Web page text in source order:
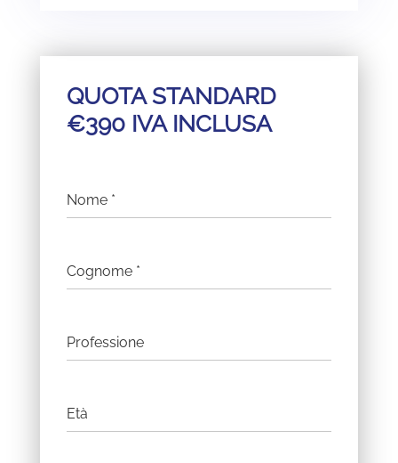
QUOTA STANDARD
€390 IVA INCLUSA
Nome *
Cognome *
Professione
Età